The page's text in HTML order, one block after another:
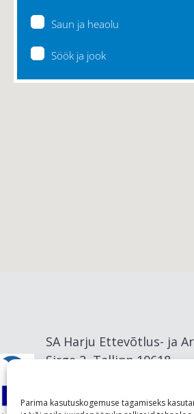
Parima kasutuskogemuse tagamiseks
Saun ja heaolu
Söök ja jook
SA Harju Ettevõtlus- ja
Sirge 2, Tallinn 10618